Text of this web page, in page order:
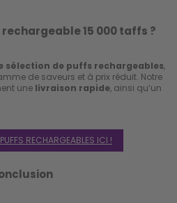
15 000 taffs ?
sélection de puffs rechargeables,
de saveurs et à prix réduit. Notre
une livraison rapide, ainsi qu’un
RECHARGEABLES ICI !